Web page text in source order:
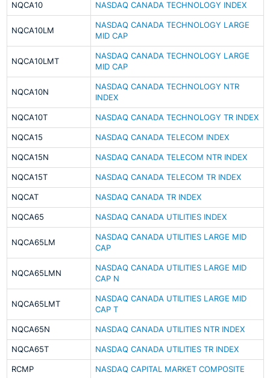
NQCA10 NASDAQ CANADA TECHNOLOGY INDEX
NQCA10LM
NASDAQ CANADA TECHNOLOGY LARGE
MID CAP
NQCA10LMT
NASDAQ CANADA TECHNOLOGY LARGE
MID CAP
NQCA10N
NASDAQ CANADA TECHNOLOGY NTR
INDEX
NQCA10T NASDAQ CANADA TECHNOLOGY TR INDEX
NQCA15 NASDAQ CANADA TELECOM INDEX
NQCA15N NASDAQ CANADA TELECOM NTR INDEX
NQCA15T NASDAQ CANADA TELECOM TR INDEX
NQCAT NASDAQ CANADA TR INDEX
NQCA65 NASDAQ CANADA UTILITIES INDEX
NQCA65LM
NASDAQ CANADA UTILITIES LARGE MID
CAP
NQCA65LMN
NASDAQ CANADA UTILITIES LARGE MID
CAP N
NQCA65LMT
NASDAQ CANADA UTILITIES LARGE MID
CAP T
NQCA65N NASDAQ CANADA UTILITIES NTR INDEX
NQCA65T NASDAQ CANADA UTILITIES TR INDEX
RCMP NASDAQ CAPITAL MARKET COMPOSITE